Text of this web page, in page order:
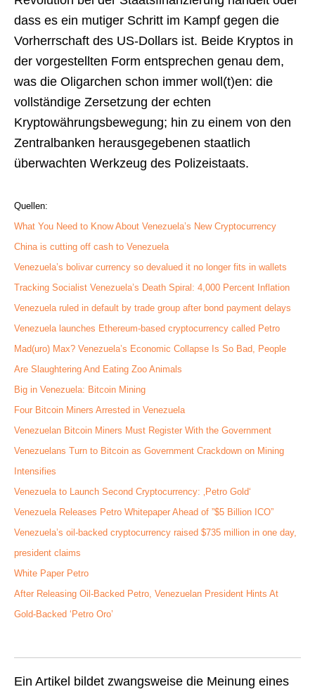
dass es ein mutiger Schritt im Kampf gegen die
Vorherrschaft des US-Dollars ist. Beide Kryptos in
der vorgestellten Form entsprechen genau dem,
was die Oligarchen schon immer woll(t)en: die
vollständige Zersetzung der echten
Kryptowährungsbewegung; hin zu einem von den
Zentralbanken herausgegebenen staatlich
überwachten Werkzeug des Polizeistaats.
Quellen:
What You Need to Know About Venezuela’s New Cryptocurrency
China is cutting off cash to Venezuela
Venezuela’s bolivar currency so devalued it no longer fits in wallets
Tracking Socialist Venezuela’s Death Spiral: 4,000 Percent Inflation
Venezuela ruled in default by trade group after bond payment delays
Venezuela launches Ethereum-based cryptocurrency called Petro
Mad(uro) Max? Venezuela’s Economic Collapse Is So Bad, People
Are Slaughtering And Eating Zoo Animals
Big in Venezuela: Bitcoin Mining
Four Bitcoin Miners Arrested in Venezuela
Venezuelan Bitcoin Miners Must Register With the Government
Venezuelans Turn to Bitcoin as Government Crackdown on Mining
Intensifies
Venezuela to Launch Second Cryptocurrency: ‚Petro Gold‘
Venezuela Releases Petro Whitepaper Ahead of ”$5 Billion ICO”
Venezuela’s oil-backed cryptocurrency raised $735 million in one day,
president claims
White Paper Petro
After Releasing Oil-Backed Petro, Venezuelan President Hints At
Gold-Backed ‘Petro Oro’
Ein Artikel bildet zwangsweise die Meinung eines